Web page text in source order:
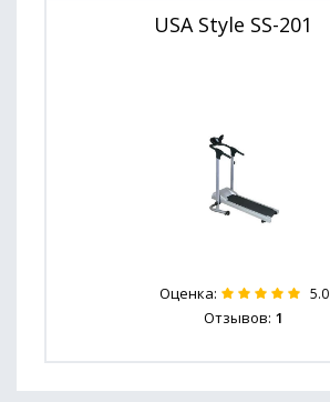
USA Style SS-201
Оценка: 5.0
Отзывов: 1